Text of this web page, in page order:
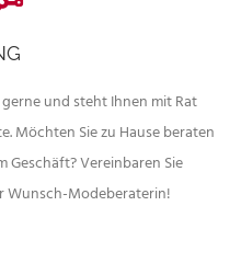
und steht Ihnen mit Rat
Möchten Sie zu Hause beraten
Geschäft? Vereinbaren Sie
Wunsch-Modeberaterin!